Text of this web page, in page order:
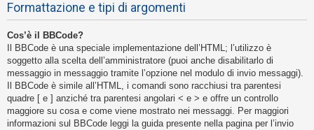
Formattazione e tipi di argomenti
Cos’è il BBCode?
Il BBCode è una speciale implementazione dell’HTML; l’utilizzo è
soggetto alla scelta dell’amministratore (puoi anche disabilitarlo di
messaggio in messaggio tramite l’opzione nel modulo di invio messaggi).
Il BBCode è simile all’HTML, i comandi sono racchiusi tra parentesi
quadre [ e ] anziché tra parentesi angolari < e > e offre un controllo
maggiore su cosa e come viene mostrato nei messaggi. Per maggiori
informazioni sul BBCode leggi la guida presente nella pagina per l’invio